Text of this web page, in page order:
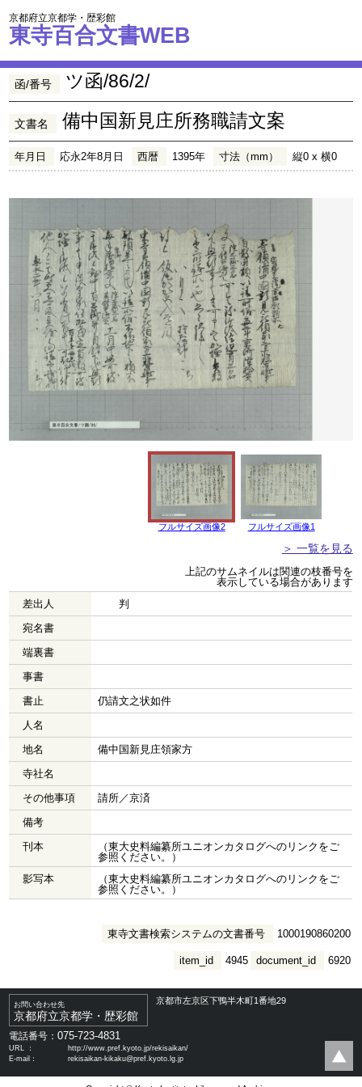
京都府立京都学・歴彩館
東寺百合文書WEB
函/番号 ツ函/86/2/
文書名 備中国新見庄所務職請文案
年月日 応永2年8月日 西暦 1395年 寸法（mm） 縦0 x 横0
フルサイズ画像2 フルサイズ画像1
＞ 一覧を見る
上記のサムネイルは関連の枝番号を
表示している場合があります
差出人
ゝゝ判
宛名書
端裏書
事書
書止
仍請文之状如件
人名
地名
備中国新見庄領家方
寺社名
その他事項
請所／京済
備考
刊本
（東大史料編纂所ユニオンカタログへのリンクをご
参照ください。）
影写本
（東大史料編纂所ユニオンカタログへのリンクをご
参照ください。）
東寺文書検索システムの文書番号 1000190860200
document_id 6920
item_id 4945
お問い合わせ先
京都府立京都学・歴彩館
京都市左京区下鴨半木町1番地29
電話番号：075-723-4831
URL ：
http://www.pref.kyoto.jp/rekisaikan/
E-mail：
rekisaikan-kikaku@pref.kyoto.lg.jp